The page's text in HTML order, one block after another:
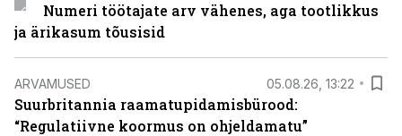
Numeri töötajate arv vähenes, aga tootlikkus
ja ärikasum tõusisid
ARVAMUSED 05.08.26, 13:22
Suurbritannia raamatupidamisbürood:
“Regulatiivne koormus on ohjeldamatu”